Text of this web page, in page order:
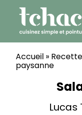
content
Accueil »
paysanne
Lucas